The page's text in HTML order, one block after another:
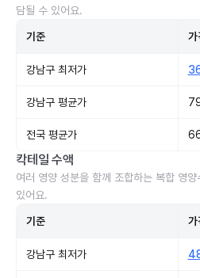
담될 수 있어요.
기준 가
강남구 최저가
강남구 평균가
전국 평균가
칵테일 수액
여러 영양 성분을 함께 조합하는 복합 영
있어요.
기준 가
강남구 최저가